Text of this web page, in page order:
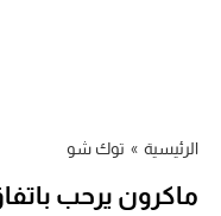
الرئيسية » توك شو
ماكرون يرحب